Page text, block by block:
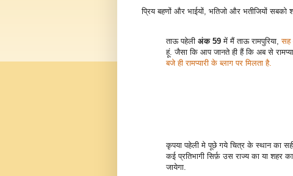
प्रिय बहणों और भाईयों, भतिजो और भतीजियों सबको
ताऊ पहेली अंक 59में मैं ताऊ रामपुरिया,सह
हूं. जैसा कि आप जानते ही हैं कि अब से
बजे ही रामप्यारी के ब्लाग पर मिलता है.
कृपया पहेली मे पूछे गये चित्र के स्थान का
कई प्रतिभागी सिर्फ़ उस राज्य का या शहर
जायेगा.